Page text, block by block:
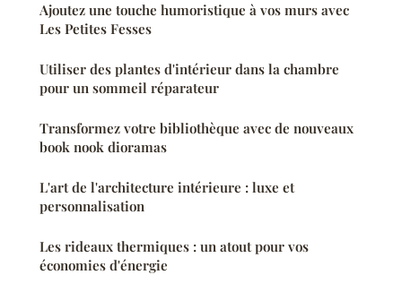
Ajoutez une touche humoristique à vos murs avec
Les Petites Fesses
Utiliser des plantes d'intérieur dans la chambre
pour un sommeil réparateur
Transformez votre bibliothèque avec de nouveaux
book nook dioramas
L'art de l'architecture intérieure : luxe et
personnalisation
Les rideaux thermiques : un atout pour vos
économies d'énergie